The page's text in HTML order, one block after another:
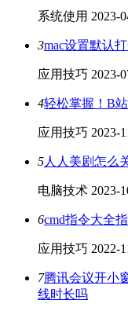
系统使用 2023-
3mac设置默认
应用技巧 2023-
4轻松掌握！B
应用技巧 2023-
5人人美剧怎么
电脑技术 2023-
6cmd指令大全
应用技巧 2022-
7腾讯会议开小
线时长吗